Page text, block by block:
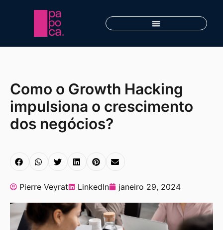
Como o Growth Hacking
impulsiona o crescimento
dos negócios?
Pierre Veyrat LinkedIn janeiro 29, 2024